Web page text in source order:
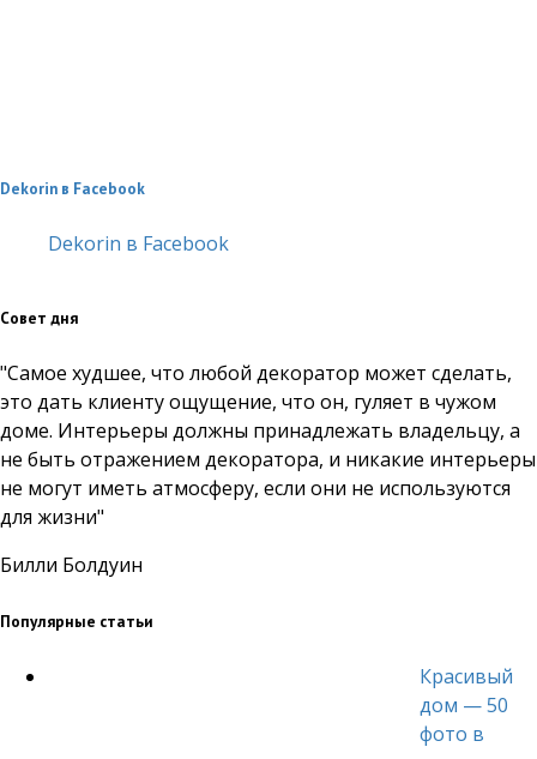
Dekorin в Facebook
Dekorin в Facebook
Совет дня
"Самое худшее, что любой декоратор может сделать,
это дать клиенту ощущение, что он, гуляет в чужом
доме. Интерьеры должны принадлежать владельцу, а
не быть отражением декоратора, и никакие интерьеры
не могут иметь атмосферу, если они не используются
для жизни"
Билли Болдуин
Популярные статьи
Красивый
дом — 50
фото в